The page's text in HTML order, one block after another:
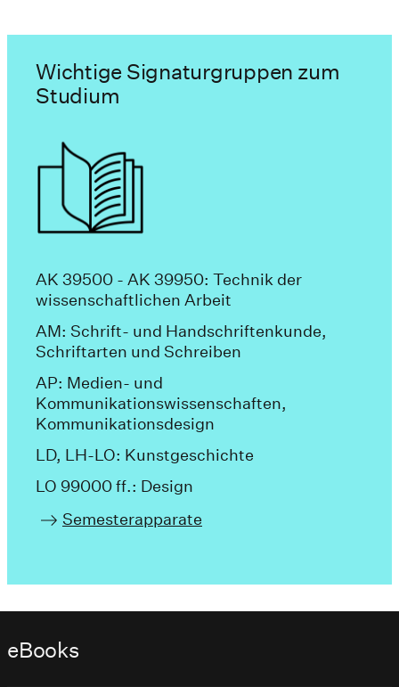
Wichtige Signaturgruppen zum
Studium
AK 39500 - AK 39950: Technik der
wissenschaftlichen Arbeit
AM: Schrift- und Handschriftenkunde,
Schriftarten und Schreiben
AP: Medien- und
Kommunikationswissenschaften,
Kommunikationsdesign
LD, LH-LO: Kunstgeschichte
LO 99000 ff.: Design
Semesterapparate
eBooks